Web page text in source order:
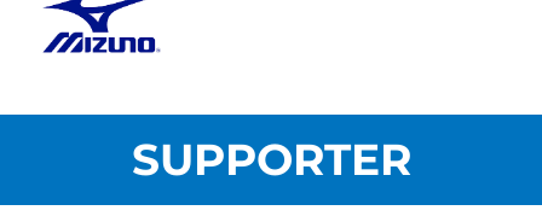
SUPPORTER